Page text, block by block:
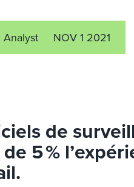
Analyst NOV 1 2021
de
5 %